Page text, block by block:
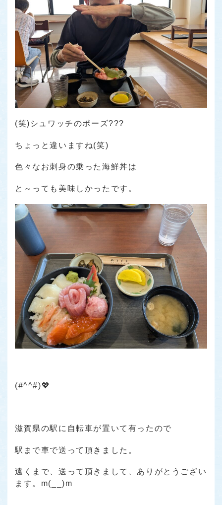
(笑)シュワッチのポーズ???
ちょっと違いますね(笑)
色々なお刺身の乗った海鮮丼は
と～っても美味しかったです。
(#^^#)💖
滋賀県の駅に自転車が置いて有ったので
駅まで車で送って頂きました。
遠くまで、送って頂きまして、ありがとうござい
ます。m(__)m